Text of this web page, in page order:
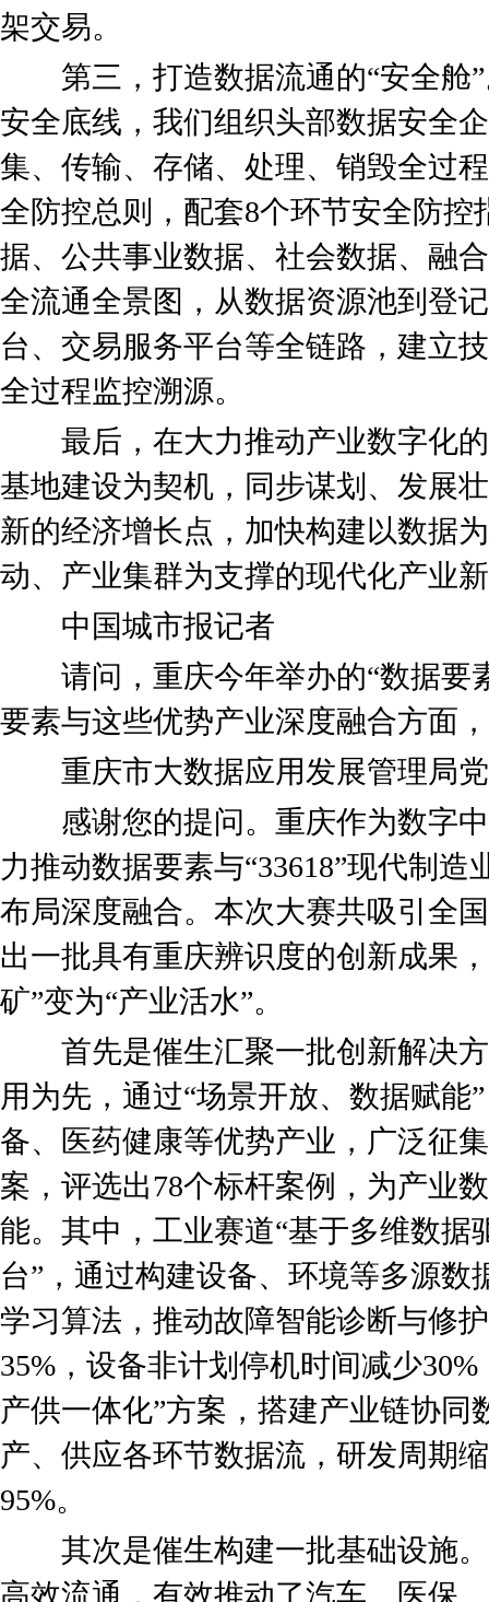
架交易。
第三，打造数据流通的“安全舱”
安全底线，我们组织头部数据安全
集、传输、存储、处理、销毁全过
全防控总则，配套8个环节安全防控
据、公共事业数据、社会数据、融
全流通全景图，从数据资源池到登
台、交易服务平台等全链路，建立
全过程监控溯源。
最后，在大力推动产业数字化的
基地建设为契机，同步谋划、发展
新的经济增长点，加快构建以数据
动、产业集群为支撑的现代化产业
中国城市报记者
请问，重庆今年举办的“数据要
要素与这些优势产业深度融合方面
重庆市大数据应用发展管理局党
感谢您的提问。重庆作为数字中
力推动数据要素与“33618”现代制造
布局深度融合。本次大赛共吸引全
出一批具有重庆辨识度的创新成果
矿”变为“产业活水”。
首先是催生汇聚一批创新解决方
用为先，通过“场景开放、数据赋能
备、医药健康等优势产业，广泛征
案，评选出78个标杆案例，为产业
能。其中，工业赛道“基于多维数据
台”，通过构建设备、环境等多源数
学习算法，推动故障智能诊断与修
35%，设备非计划停机时间减少
产供一体化”方案，搭建产业链协同
产、供应各环节数据流，研发周期
95%。
其次是催生构建一批基础设施。
高效流通，有效推动了汽车、医保